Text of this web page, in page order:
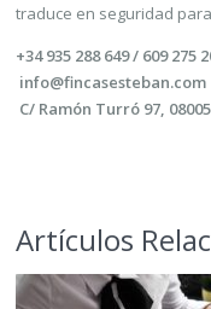
traduce en seguridad
+34 935 288 649 / 609 275
info@fincasesteban.com
C/ Ramón Turró 97,
Artículos